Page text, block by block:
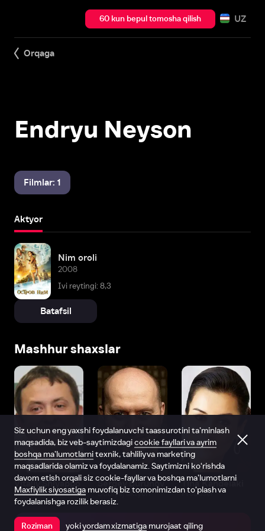
60 kun bepul tomosha qilish UZ
Orqaga
Endryu Neyson
Filmlar: 1
Aktyor
Nim oroli
2008
Ivi reytingi: 8,3
Batafsil
Mashhur shaxslar
Vitaliy Shlyappo
Produser
Sergey Burunov
Dublyaj aktyori
Tina Kandelaki
Produser
Ilovada ochish
Siz uchun eng yaxshi foydalanuvchi taassurotini ta’minlash
maqsadida, biz veb-saytimizdagicookie fayllari va ayrim
boshqa ma’lumotlarnitexnik, tahliliy va marketing
maqsadlarida olamiz va foydalanamiz. Saytimizni ko‘rishda
davom etish orqali siz cookie-fayllar va boshqa ma’lumotlarni
Maxfiylik siyosatiga muvofiq biz tomonimizdan to‘plash va
foydalanishga rozilik berasiz.
Roziman yokiyordam xizmatiga murojaat qiling